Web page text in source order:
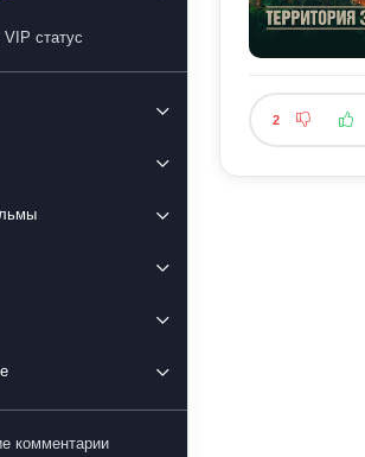
статус
комментарии
2